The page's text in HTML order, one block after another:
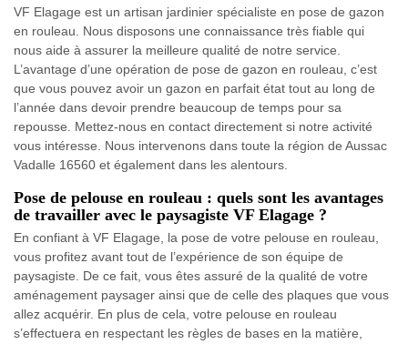
VF Elagage est un artisan jardinier spécialiste en pose de gazon
en rouleau. Nous disposons une connaissance très fiable qui
nous aide à assurer la meilleure qualité de notre service.
L’avantage d’une opération de pose de gazon en rouleau, c’est
que vous pouvez avoir un gazon en parfait état tout au long de
l’année dans devoir prendre beaucoup de temps pour sa
repousse. Mettez-nous en contact directement si notre activité
vous intéresse. Nous intervenons dans toute la région de Aussac
Vadalle 16560 et également dans les alentours.
Pose de pelouse en rouleau : quels sont les avantages
de travailler avec le paysagiste VF Elagage ?
En confiant à VF Elagage, la pose de votre pelouse en rouleau,
vous profitez avant tout de l’expérience de son équipe de
paysagiste. De ce fait, vous êtes assuré de la qualité de votre
aménagement paysager ainsi que de celle des plaques que vous
allez acquérir. En plus de cela, votre pelouse en rouleau
s’effectuera en respectant les règles de bases en la matière,